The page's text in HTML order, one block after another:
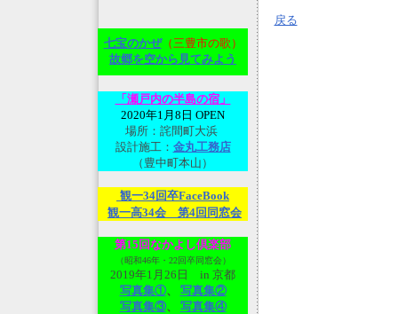
七宝のかぜ（三豊市の歌）
故郷を空から見てみよ う
「瀬戸内の半島の宿」
2020年1月8日 OPEN
場所：詫間町大浜
設計施工： 金丸工務店
（豊中町本山）
観一34回卒FaceBook
観一高34会 第4回同窓会
第15回なかよし倶楽部
（昭和46年・22回卒同窓会）
2019年1月26日 in 京都
写真集①、 写真集②
写真集③、 写真集④
戻る